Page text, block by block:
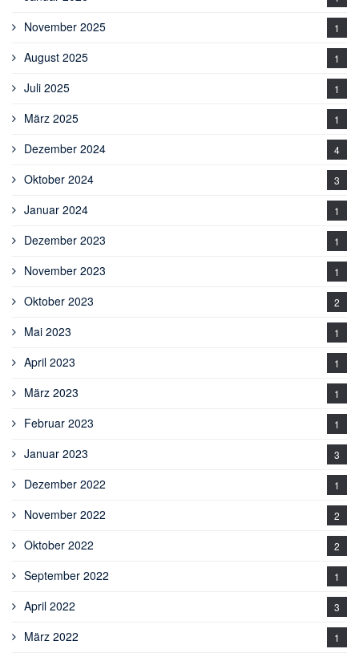
November 2025 1
August 2025 1
Juli 2025 1
März 2025 1
Dezember 2024 4
Oktober 2024 3
Januar 2024 1
Dezember 2023 1
November 2023 1
Oktober 2023 2
Mai 2023 1
April 2023 1
März 2023 1
Februar 2023 1
Januar 2023 3
Dezember 2022 1
November 2022 2
Oktober 2022 2
September 2022 1
April 2022 3
März 2022 1